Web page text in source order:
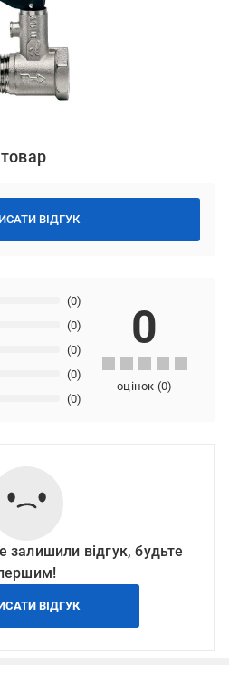
ВІДГУК
(0)
(0)
(0)
(0)
(0)
0
оцінок (0)
відгук, будьте
ВІДГУК